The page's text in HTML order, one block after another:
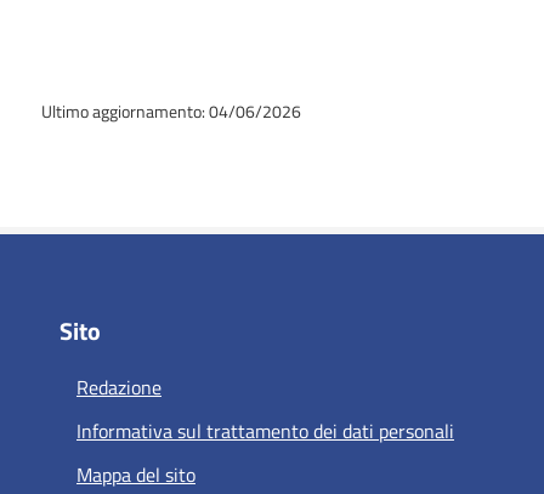
Ultimo aggiornamento: 04/06/2026
Sito
Redazione
Informativa sul trattamento dei dati personali
Mappa del sito